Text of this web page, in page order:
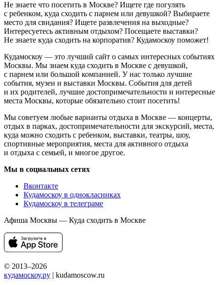
Не знаете что посетить в Москве? Ищете где погулять
с ребенком, куда сходить с парнем или девушкой? Выбираете
место для свидания? Ищете развлечения на выходные?
Интересуетесь активным отдыхом? Посещаете выставки?
Не знаете куда сходить на корпоратив? Кудамоскоу поможет!
Кудамоскоу — это лучший сайт о самых интересных событиях
Москвы. Мы знаем куда сходить в Москве с девушкой,
с парнем или большой компанией. У нас только лучшие
события, музеи и выставки Москвы. События для детей
и их родителей, лучшие достопримечательности и интересные
места Москвы, которые обязательно стоит посетить!
Мы советуем любые варианты отдыха в Москве — концерты,
отдых в парках, достопримечательности для экскурсий, места,
куда можно сходить с ребенком, выставки, театры, шоу,
спортивные мероприятия, места для активного отдыха
и отдыха с семьей, и многое другое.
Мы в социальных сетях
Вконтакте
Кудамоскоу в однокласниках
Кудамоскоу в телеграме
Афиша Москвы — Куда сходить в Москве
© 2013–2026
кудамоскоу.ру | kudamoscow.ru